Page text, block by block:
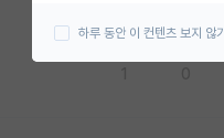
연구실(PI) 홍보 게시판
하루 동안 이 컨텐츠 보지 않기